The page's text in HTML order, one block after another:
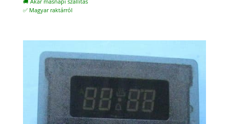
🚚 Akár másnapi szállítás
✅ Magyar raktárról